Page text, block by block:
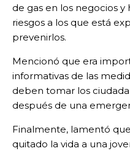
de gas en los negocios
riesgos a los que está
prevenirlos.
Mencionó que era
informativas de las
deben tomar los
después de una
Finalmente, lamentó
quitado la vida a una